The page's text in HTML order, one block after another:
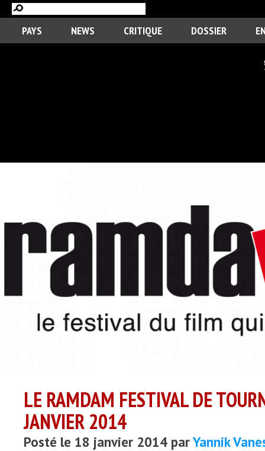
PAYS NEWS CRITIQUE DOSSIER
LE RAMDAM FESTIVAL DE
JANVIER 2014
Posté le 18 janvier 2014 parYannik